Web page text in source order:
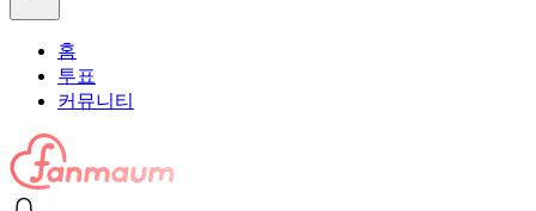
홈
투표
커뮤니티